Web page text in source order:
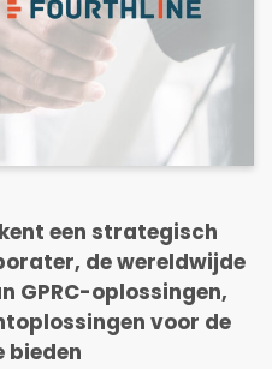
een strategisch
de wereldwijde
GPRC-oplossingen,
voor de
bieden